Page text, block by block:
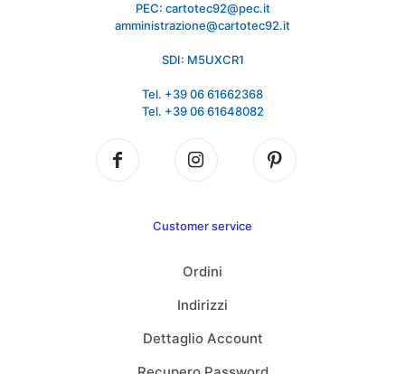
PEC: cartotec92@pec.it
amministrazione@cartotec92.it
SDI: M5UXCR1
Tel. +39 06 61662368
Tel. +39 06 61648082
Customer service
Ordini
Indirizzi
Dettaglio Account